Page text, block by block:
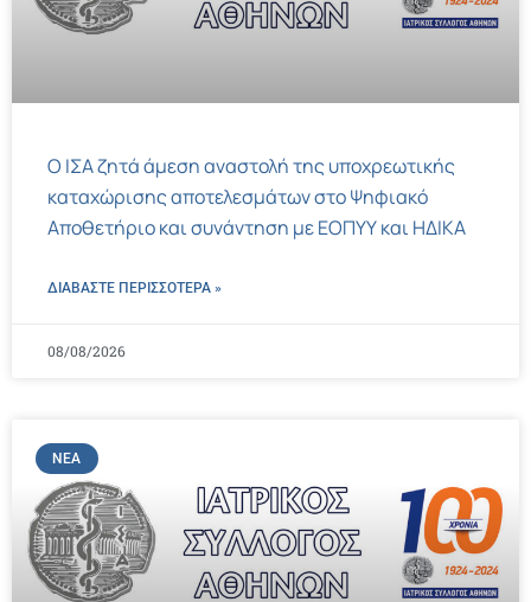
Ο ΙΣΑ ζητά άμεση αναστολή της υποχρεωτικής
καταχώρισης αποτελεσμάτων στο Ψηφιακό
Αποθετήριο και συνάντηση με ΕΟΠΥΥ και ΗΔΙΚΑ
ΔΙΑΒΑΣΤΕ ΠΕΡΙΣΣΌΤΕΡΑ »
08/08/2026
ΝΈΑ